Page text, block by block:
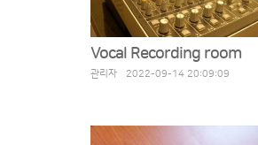
Vocal Recording room
관리자 2022-09-14 20:09:09